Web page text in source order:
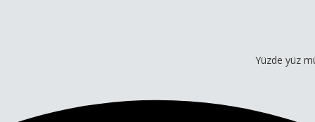
Yüzde yüz müşteri